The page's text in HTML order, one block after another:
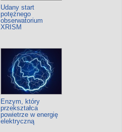
Udany start
potężnego
obserwatorium
XRISM
Enzym, który
przekształca
powietrze w energię
elektryczną